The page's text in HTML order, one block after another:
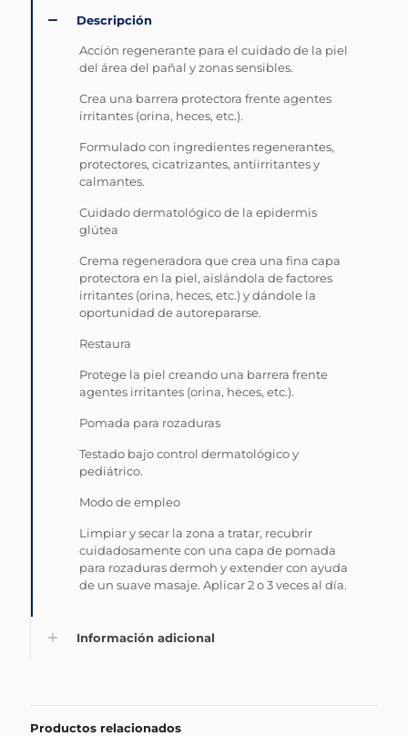
Descripción
Acción regenerante para el cuidado de la piel
del área del pañal y zonas sensibles.
Crea una barrera protectora frente agentes
irritantes (orina, heces, etc.).
Formulado con ingredientes regenerantes,
protectores, cicatrizantes, antiirritantes y
calmantes.
Cuidado dermatológico de la epidermis
glútea
Crema regeneradora que crea una fina capa
protectora en la piel, aislándola de factores
irritantes (orina, heces, etc.) y dándole la
oportunidad de autorepararse.
Restaura
Protege la piel creando una barrera frente
agentes irritantes (orina, heces, etc.).
Pomada para rozaduras
Testado ​bajo control dermatológico y
pediátrico.
Modo de empleo
Limpiar y secar la zona a tratar, recubrir
cuidadosamente con una capa de pomada
para rozaduras dermoh y extender con ayuda
de un suave masaje. Aplicar 2 o 3 veces al día.
Información adicional
Productos relacionados